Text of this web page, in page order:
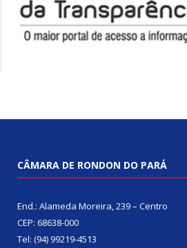
CÂMARA DE RONDON DO PARÁ
End.: Alameda Moreira, 239 – Centro
CEP: 68638-000
Tel: (94) 99219-4513